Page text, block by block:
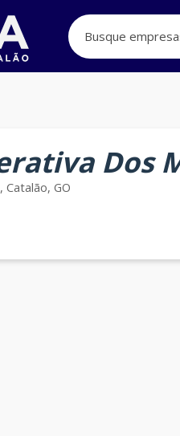
Dos
Catalão, GO